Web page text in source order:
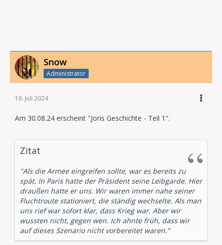
Snow
Administrator
16. Juli 2024
Am 30.08.24 erscheint "Joris Geschichte - Teil 1".
Zitat
"Als die Armee eingreifen sollte, war es bereits zu
spät. In Paris hatte der Präsident seine Leibgarde. Hier
draußen hatte er uns. Wir waren immer nahe seiner
Fluchtroute stationiert, die ständig wechselte. Als man
uns rief war sofort klar, dass Krieg war. Aber wir
wussten nicht, gegen wen. Ich ahnte früh, dass wir
auf dieses Szenario nicht vorbereitet waren."